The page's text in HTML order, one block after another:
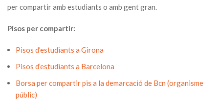
per compartir amb estudiants o amb gent gran.
Pisos per compartir:
Pisos d’estudiants a Girona
Pisos d’estudiants a Barcelona
Borsa per compartir pis a la demarcació de Bcn (organisme
públic)